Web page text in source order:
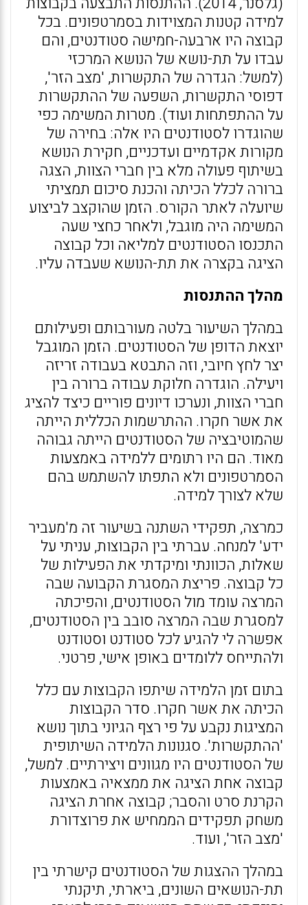
למידה קטנות המצוידות בסמרטפונים. בכל
קבוצה היו ארבעה-חמישה סטודנטים, והם
עבדו על תת-נושא של הנושא המרכזי
(למשל: הגדרה של התקשרות, 'מצב הזר',
דפוסי התקשרות, השפעה של ההתקשרות
על ההתפתחות ועוד). מטרות המשימה כפי
שהוגדרו לסטודנטים היו אלה: בחירה של
מקורות אקדמיים ועדכניים, חקירת הנושא
בשיתוף פעולה מלא בין חברי הצוות, הצגה
ברורה לכלל הכיתה והכנת סיכום תמציתי
שיועלה לאתר הקורס. הזמן שהוקצב לביצוע
המשימה היה מוגבל, ולאחר כחצי שעה
התכנסו הסטודנטים למליאה וכל קבוצה
הציגה בקצרה את תת-הנושא שעבדה עליו.
מהלך ההתנסות
במהלך השיעור בלטה מעורבותם ופעילותם
יוצאת הדופן של הסטודנטים. הזמן המוגבל
יצר לחץ חיובי, וזה התבטא בעבודה זריזה
ויעילה. הוגדרה חלוקת עבודה ברורה בין
חברי הצוות, ונערכו דיונים פוריים כיצד להציג
את אשר חקרו. ההתרשמות הכללית הייתה
שהמוטיבציה של הסטודנטים הייתה גבוהה
מאוד. הם היו רתומים ללמידה באמצעות
הסמרטפונים ולא התפתו להשתמש בהם
שלא לצורך למידה.
כמרצה, תפקידי השתנה בשיעור זה מ'מעביר
ידע' למנחה. עברתי בין הקבוצות, עניתי על
שאלות, הכוונתי ומיקדתי את הפעילות של
כל קבוצה. פריצת המסגרת הקבועה שבה
המרצה עומד מול הסטודנטים, והפיכתה
למסגרת שבה המרצה סובב בין הסטודנטים,
אפשרה לי להגיע לכל סטודנט וסטודנט
ולהתייחס ללומדים באופן אישי, פרטני.
בתום זמן הלמידה שיתפו הקבוצות עם כלל
הכיתה את אשר חקרו. סדר הקבוצות
המציגות נקבע על פי רצף הגיוני בתוך נושא
'ההתקשרות'. סגנונות הלמידה השיתופית
של הסטודנטים היו מגוונים ויצירתיים. למשל,
קבוצה אחת הציגה את ממצאיה באמצעות
הקרנת סרט והסבר; קבוצה אחרת הציגה
משחק תפקידים הממחיש את פרוצדורת
'מצב הזר', ועוד.
במהלך ההצגות של הסטודנטים קישרתי בין
תת-הנושאים השונים, ביארתי, תיקנתי